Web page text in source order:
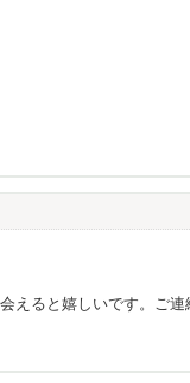
えると嬉しいです。ご連